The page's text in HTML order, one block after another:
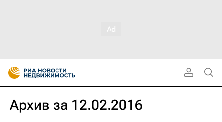
Архив за 12.02.2016